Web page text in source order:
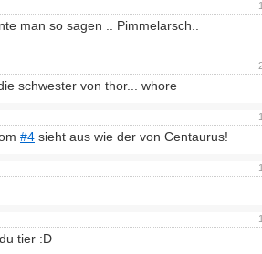
man so sagen .. Pimmelarsch..
schwester von thor... whore
#4 sieht aus wie der von Centaurus!
tier :D